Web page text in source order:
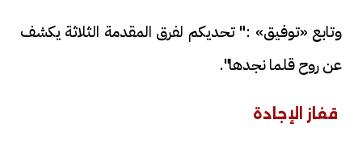
وتابع «توفيق» :" تحديكم لفرق المقدمة الثلاثة يكشف
عن روح قلما نجدها".
قفاز الإجادة